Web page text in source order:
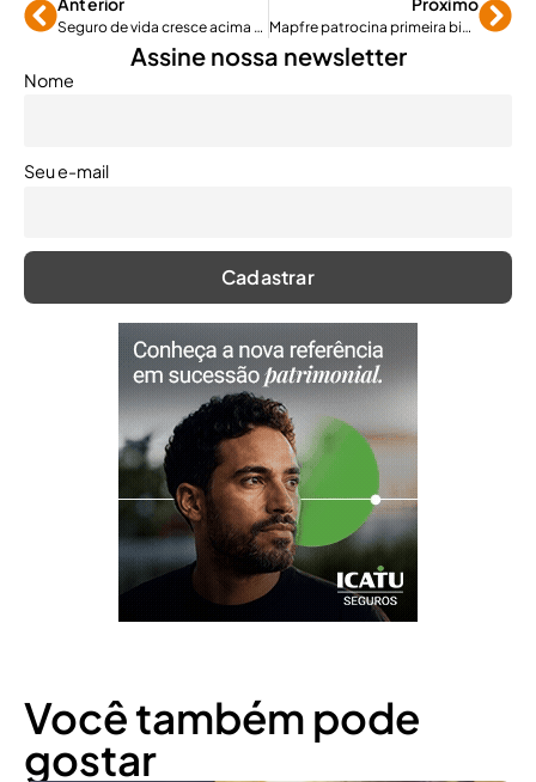
Seguro de vida cresce acima da média em PE e PR na BVP Mapfre patrocina primeira biografia musical de Gilberto Gil
Assine nossa newsletter
Nome
Seu e-mail
Você também pode
gostar